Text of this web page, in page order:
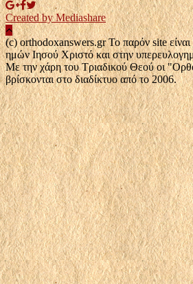
Created by Mediashare
(c) orthodoxanswers.gr Το παρόν site
ημών Ιησού Χριστό και στην
Με την χάρη του Τριαδικού Θεού οι
βρίσκονται στο διαδίκτυο από το 2006.